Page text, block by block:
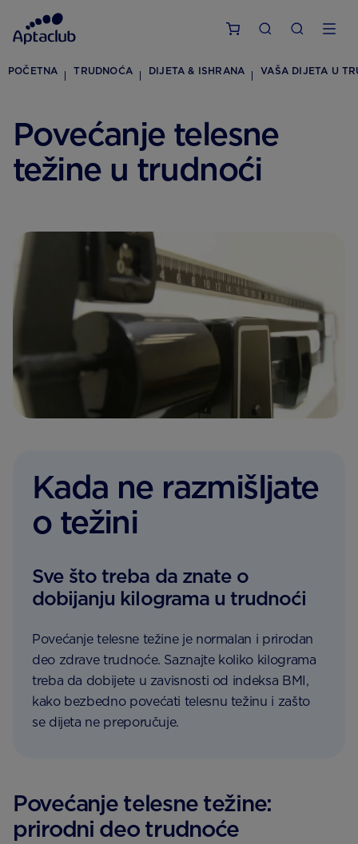
POČETNA TRUDNOĆA DIJETA & ISHRANA VAŠA DIJETA U
Povećanje telesne
težine u trudnoći
Kada ne razmišljate
o težini
Sve što treba da znate o
dobijanju kilograma u trudnoći
Povećanje telesne težine je normalan i prirodan
deo zdrave trudnoće. Saznajte koliko kilograma
treba da dobijete u zavisnosti od indeksa BMI,
kako bezbedno povećati telesnu težinu i zašto
se dijeta ne preporučuje.
Povećanje telesne težine:
prirodni deo trudnoće